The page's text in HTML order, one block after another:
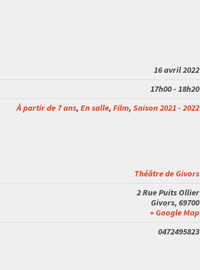
16 avril 2022
17h00 - 18h20
À partir de 7 ans,En salle,Film,Saison 2021 - 2022
Théâtre de Givors
2 Rue Puits Ollier
Givors, 69700
+ Google Map
0472495823